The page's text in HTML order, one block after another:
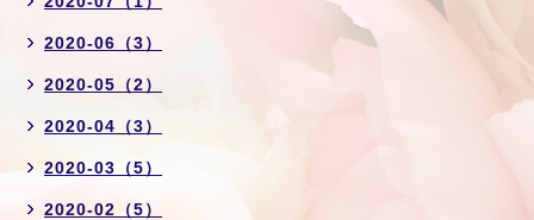
2020-06（3）
2020-05（2）
2020-04（3）
2020-03（5）
2020-02（5）